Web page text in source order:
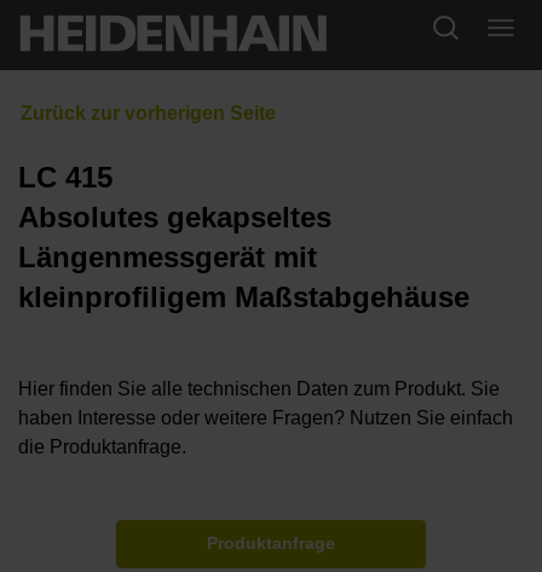
LC 415
Absolutes gekapseltes
Längenmessgerät mit
kleinprofiligem Maßstabgehäuse
Hier finden Sie alle technischen Daten zum Produkt. Sie
haben Interesse oder weitere Fragen? Nutzen Sie einfach
die Produktanfrage.
Produktanfrage